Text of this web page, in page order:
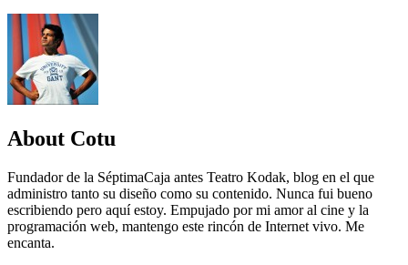
About Cotu
Fundador de la SéptimaCaja antes Teatro Kodak, blog en el que
administro tanto su diseño como su contenido. Nunca fui bueno
escribiendo pero aquí estoy. Empujado por mi amor al cine y la
programación web, mantengo este rincón de Internet vivo. Me
encanta.